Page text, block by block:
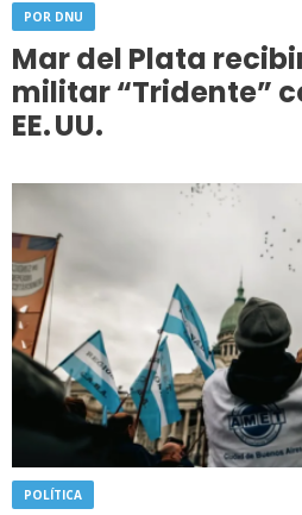
POR DNU
Mar del Plata
militar “Tridente”
EE. UU.
POLÍTICA